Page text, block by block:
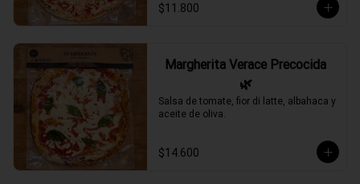
$11.800
Margherita Verace Precocida
🌿
Salsa de tomate, fior di latte, albahaca y
aceite de oliva.
$14.600